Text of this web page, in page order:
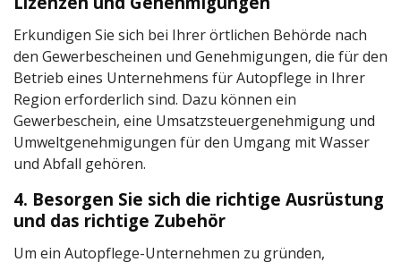
Erkundigen Sie sich bei Ihrer örtlichen Behörde nach
den Gewerbescheinen und Genehmigungen, die für den
Betrieb eines Unternehmens für Autopflege in Ihrer
Region erforderlich sind. Dazu können ein
Gewerbeschein, eine Umsatzsteuergenehmigung und
Umweltgenehmigungen für den Umgang mit Wasser
und Abfall gehören.
4. Besorgen Sie sich die richtige Ausrüstung
und das richtige Zubehör
Um ein Autopflege-Unternehmen zu gründen,